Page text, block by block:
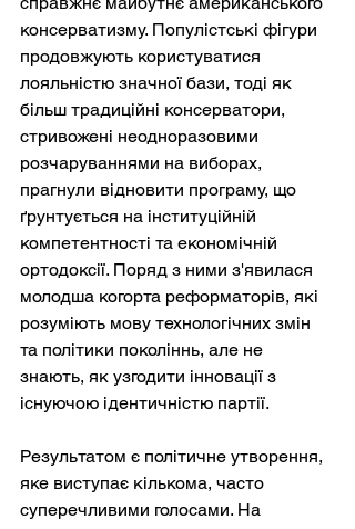
консерватизму. Популістські фігури
продовжують користуватися
лояльністю значної бази, тоді як
більш традиційні консерватори,
стривожені неодноразовими
розчаруваннями на виборах,
прагнули відновити програму, що
ґрунтується на інституційній
компетентності та економічній
ортодоксії. Поряд з ними з'явилася
молодша когорта реформаторів, які
розуміють мову технологічних змін
та політики поколіннь, але не
знають, як узгодити інновації з
існуючою ідентичністю партії.
Результатом є політичне утворення,
яке виступає кількома, часто
суперечливими голосами. На